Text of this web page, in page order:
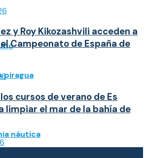
piragua
náutica
y Roy Kikozashvili acceden a
Campeonato de España de
cursos de verano de Es
limpiar el mar de la bahía de